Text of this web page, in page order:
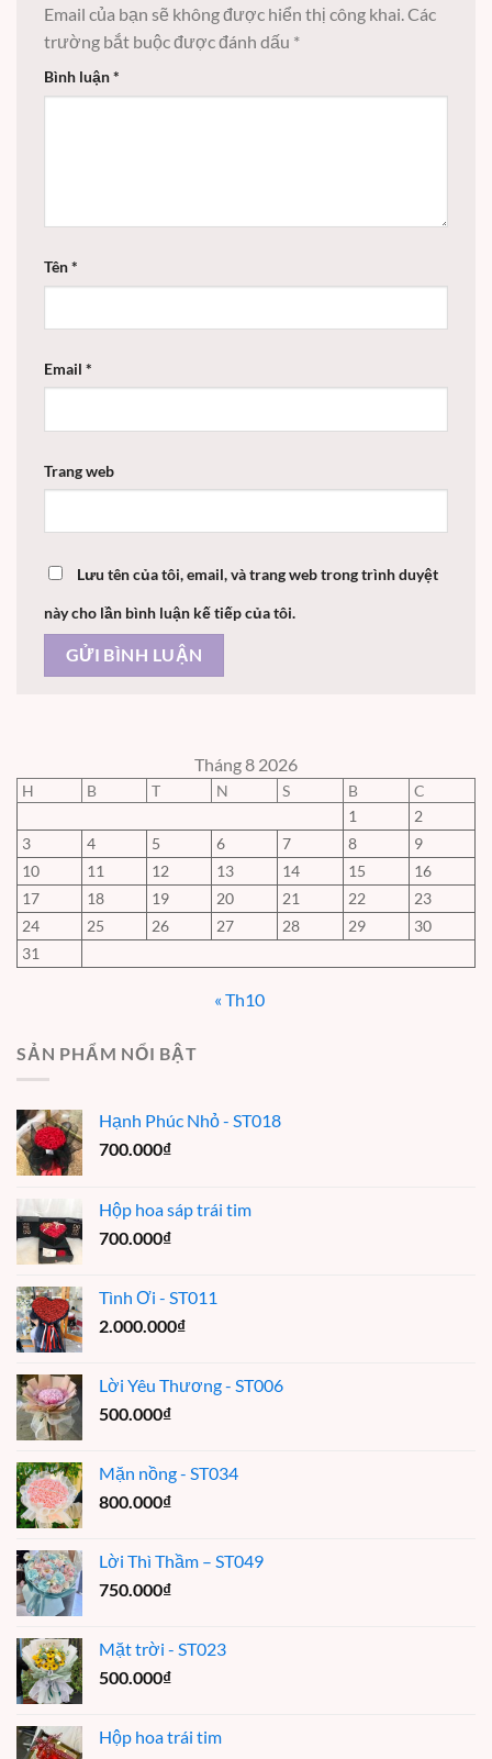
Email của bạn sẽ không được hiển thị công khai.Các
trường bắt buộc được đánh dấu *
Bình luận*
Tên*
Email *
Trang web
Lưu tên của tôi, email, và trang web trong trình duyệt
này cho lần bình luận kế tiếp của tôi.
Tháng 8 2026
H B T N S B
C
1
2
3
4 5 6 7 8
9
10
11 12 13 14 15
16
17
18 19 20 21 22
23
24
25 26 27 28 29
30
31
« Th10
SẢN PHẨM NỔI BẬT
Hạnh Phúc Nhỏ - ST018
700.000₫
Hộp hoa sáp trái tim
700.000₫
Tình Ơi - ST011
2.000.000₫
Lời Yêu Thương - ST006
500.000₫
Mặn nồng - ST034
800.000₫
Lời Thì Thầm – ST049
750.000₫
Mặt trời - ST023
500.000₫
Hộp hoa trái tim